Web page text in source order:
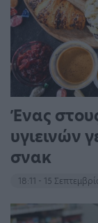
Ένας
υγιεινών
σνακ
18:11 - 15